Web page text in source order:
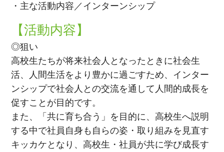
・主な活動内容／インターンシップ
【活動内容】
◎狙い
高校生たちが将来社会人となったときに社会生
活、人間生活をより豊かに過ごすため、インター
ンシップで社会人との交流を通して人間的成長を
促すことが目的です。
また、「共に育ち合う」を目的に、高校生へ説明
する中で社員自身も自らの姿・取り組みを見直す
キッカケとなり、高校生・社員が共に学び成長す